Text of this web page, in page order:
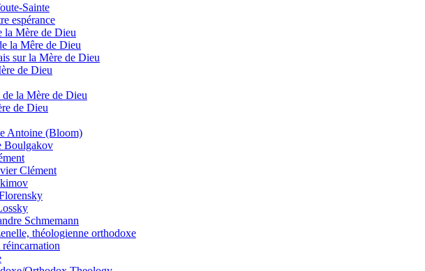
Sainte
espérance
la Mère de Dieu
la Mêre de Dieu
sur la Mère de Dieu
de Dieu
la Mère de Dieu
de Dieu
Antoine (Bloom)
Boulgakov
Clément
Schmemann
théologienne orthodoxe